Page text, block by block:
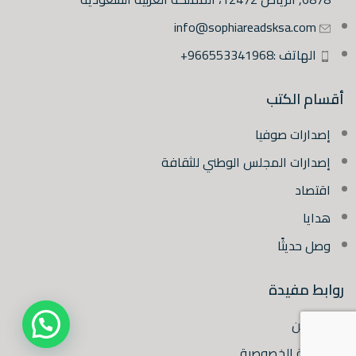
info@sophiareadsksa.com
الهاتف :966553341968+
أقسام الكتب
إصدارات صوفيا
إصدارات المجلس الوطني للثقافة
اقتصاد
هدايا
وصل حديثًا
روابط مفيدة
من نحن